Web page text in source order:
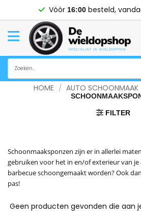
Vóór 16:00 besteld,
HOME / AUTO SCHOONMAAK
FILTER
Schoonmaaksponzen zijn er in allerlei
gebruiken voor het in en/of exterieur van
barbecue schoongemaakt worden? Ook
pas!
Geen producten gevonden die aan